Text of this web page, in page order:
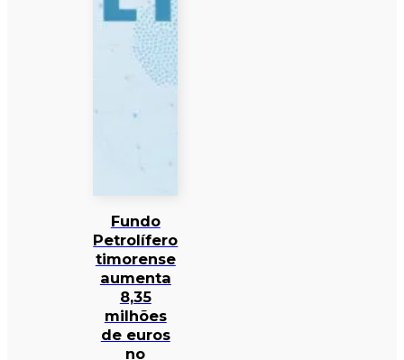
Fundo
Petrolífero
timorense
aumenta
8,35
milhões
de euros
no